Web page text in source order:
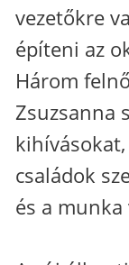
vezetőkre
építeni az
Három
Zsuzsanna
családok
és a